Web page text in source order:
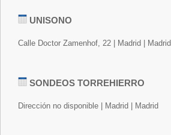
UNISONO
Calle Doctor Zamenhof, 22 | Madrid | Madrid
SONDEOS TORREHIERRO
Dirección no disponible | Madrid | Madrid